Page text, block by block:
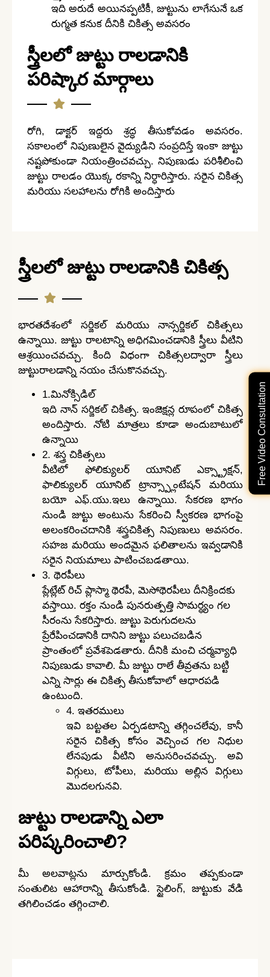
Free Video Consultation
ఇది అరుదే అయినప్పటికీ, జుట్టును లాగేసునే ఒక
రుగ్మత కనుక దీనికి చికిత్స అవసరం
స్త్రీలలో జుట్టు రాలడానికి
పరిష్కార మార్గాలు
రోగి, డాక్టర్ ఇద్దరు శ్రద్ధ తీసుకోవడం అవసరం.
సకాలంలో నిపుణులైన వైద్యుడిని సంప్రదిస్తే ఇంకా జుట్టు
నష్టపోకుండా నియంత్రించవచ్చు. నిపుణుడు పరిశీలించి
జుట్టు రాలడం యొక్క రకాన్ని నిర్ధారిస్తారు. సరైన చికిత్స
మరియు సలహాలను రోగికి అందిస్తారు
స్త్రీలలో జుట్టు రాలడానికి చికిత్స
భారతదేశంలో సర్జికల్ మరియు నాన్సర్జికల్ చికిత్సలు
ఉన్నాయి. జుట్టు రాలటాన్ని అధిగమించడానికి స్త్రీలు వీటిని
ఆశ్రయించవచ్చు. కింది విధంగా చికిత్సలద్వారా స్త్రీలు
జుట్టురాలడాన్ని నయం చేసుకొనవచ్చు.
1.మినోక్సిడిల్
ఇది నాన్ సర్జికల్ చికిత్స. ఇంజెక్షన్ల రూపంలో చికిత్స
అందిస్తారు. నోటి మాత్రలు కూడా అందుబాటులో
ఉన్నాయి
2. శస్త్ర చికిత్సలు
వీటిలో ఫోలిక్యులర్ యూనిట్ ఎక్స్ట్రాక్షన్,
ఫాలిక్యులర్ యూనిట్ ట్రాన్స్ప్లాంటేషన్ మరియు
బయో ఎఫ్.యు.ఇలు ఉన్నాయి. సేకరణ భాగం
నుండి జుట్టు అంటును సేకరించి స్వీకరణ భాగంపై
అలంకరించదానికి శస్త్రచికిత్స నిపుణులు అవసరం.
సహజ మరియు అందమైన ఫలితాలను ఇవ్వడానికి
సరైన నియమాలు పాటించబడతాయి.
3. థెరపీలు
ప్లేట్లేట్ రిచ్ ప్లాస్మా థెరపీ, మెసోథెరపీలు దీనిక్రిందకు
వస్తాయి. రక్తం నుండి పునరుత్పత్తి సామర్ధ్యం గల
సీరంను సేకరిస్తారు. జుట్టు పెరుగుదలను
ప్రేరేపించడానికి దానిని జుట్టు పలుచబడిన
ప్రాంతంలో ప్రవేశపెడతారు. దీనికి మంచి చర్మవ్యాధి
నిపుణుడు కావాలి. మీ జుట్టు రాలే తీవ్రతను బట్టి
ఎన్ని సార్లు ఈ చికిత్స తీసుకోవాలో ఆధారపడి
ఉంటుంది.
4. ఇతరములు
ఇవి బట్టతల ఏర్పడటాన్ని తగ్గించలేవు, కానీ
సరైన చికిత్స కోసం వెచ్చించ గల నిధుల
లేనపుడు వీటిని అనుసరించవచ్చు. అవి
విగ్గులు, టోపీలు, మరియు అల్లిన విగ్గులు
మొదలగునవి.
జుట్టు రాలడాన్ని ఎలా
పరిష్కరించాలి?
మీ అలవాట్లను మార్చుకోండి. క్రమం తప్పకుండా
సంతులిట ఆహారాన్ని తీసుకోండి. స్టైలింగ్, జుట్టుకు వేడి
తగిలించడం తగ్గించాలి.